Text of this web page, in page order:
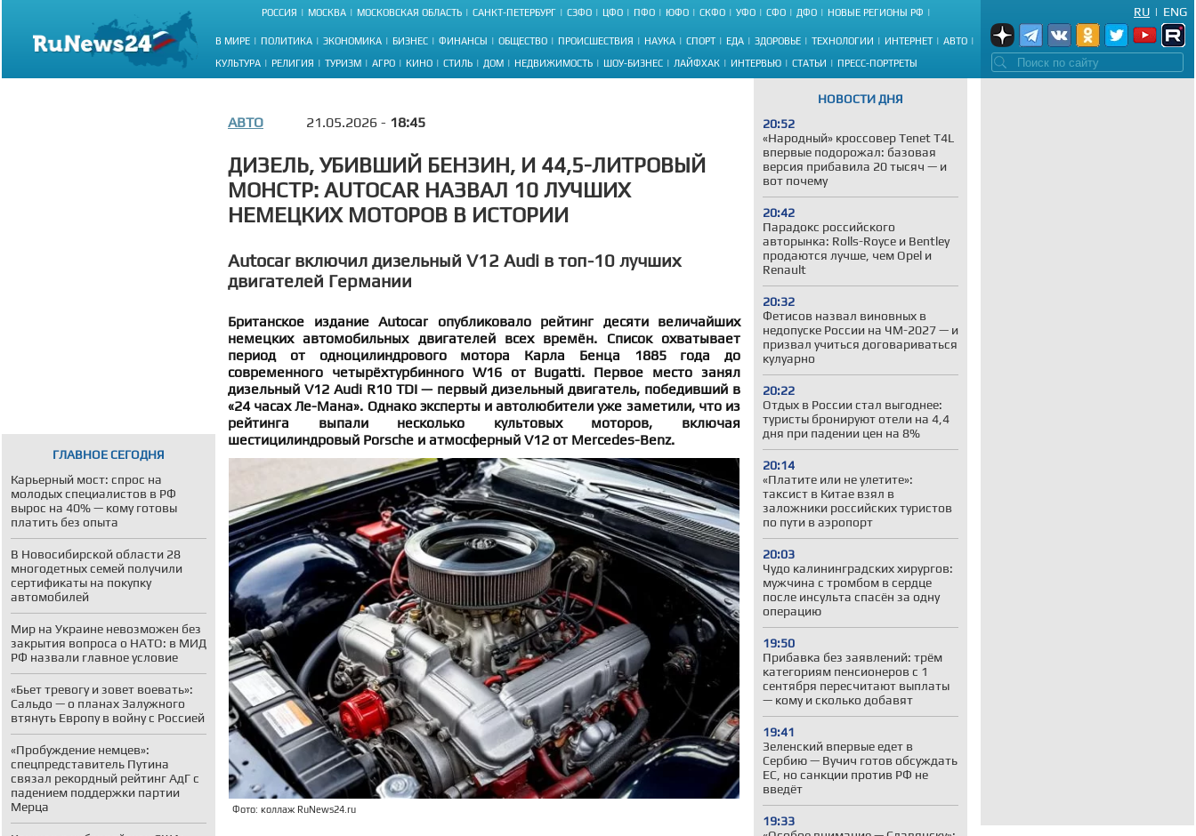
РОССИЯ МОСКВА МОСКОВСКАЯ ОБЛАСТЬ САНКТ-ПЕТЕРБУРГ СЗФО ЦФО ПФО ЮФО СКФО УФО СФО ДФО НОВЫЕ РЕГИОНЫ РФ
В МИРЕ ПОЛИТИКА ЭКОНОМИКА БИЗНЕС ФИНАНСЫ ОБЩЕСТВО ПРОИСШЕСТВИЯ НАУКА СПОРТ ЕДА ЗДОРОВЬЕ ТЕХНОЛОГИИ ИНТЕРНЕТ АВТО
КУЛЬТУРА РЕЛИГИЯ ТУРИЗМ АГРО КИНО СТИЛЬ ДОМ НЕДВИЖИМОСТЬ ШОУ-БИЗНЕС ЛАЙФХАК ИНТЕРВЬЮ СТАТЬИ ПРЕСС-ПОРТРЕТЫ
ENG
|
RU
ГЛАВНОЕ СЕГОДНЯ
Карьерный мост: спрос на
молодых специалистов в РФ
вырос на 40% — кому готовы
платить без опыта
В Новосибирской области 28
многодетных семей получили
сертификаты на покупку
автомобилей
Мир на Украине невозможен без
закрытия вопроса о НАТО: в МИД
РФ назвали главное условие
«Бьет тревогу и зовет воевать»:
Сальдо — о планах Залужного
втянуть Европу в войну с Россией
«Пробуждение немцев»:
спецпредставитель Путина
связал рекордный рейтинг АдГ с
падением поддержки партии
Мерца
НОВОСТИ ДНЯ
20:52
«Народный» кроссовер Tenet T4L
впервые подорожал: базовая
версия прибавила 20 тысяч — и
вот почему
20:42
Парадокс российского
авторынка: Rolls-Royce и Bentley
продаются лучше, чем Opel и
Renault
20:32
Фетисов назвал виновных в
недопуске России на ЧМ-2027 — и
призвал учиться договариваться
кулуарно
20:22
Отдых в России стал выгоднее:
туристы бронируют отели на 4,4
дня при падении цен на 8%
20:14
«Платите или не улетите»:
таксист в Китае взял в
заложники российских туристов
по пути в аэропорт
20:03
Чудо калининградских хирургов:
мужчина с тромбом в сердце
после инсульта спасён за одну
операцию
19:50
Прибавка без заявлений: трём
категориям пенсионеров с 1
сентября пересчитают выплаты
— кому и сколько добавят
19:41
Зеленский впервые едет в
Сербию — Вучич готов обсуждать
ЕС, но санкции против РФ не
введёт
19:33
АВТО 21.05.2026 - 18:45
ДИЗЕЛЬ, УБИВШИЙ БЕНЗИН, И 44,5-ЛИТРОВЫЙ
МОНСТР: AUTOCAR НАЗВАЛ 10 ЛУЧШИХ
НЕМЕЦКИХ МОТОРОВ В ИСТОРИИ
Autocar включил дизельный V12 Audi в топ-10 лучших
двигателей Германии
Британское издание Autocar опубликовало рейтинг десяти величайших
немецких автомобильных двигателей всех времён. Список охватывает
период от одноцилиндрового мотора Карла Бенца 1885 года до
современного четырёхтурбинного W16 от Bugatti. Первое место занял
дизельный V12 Audi R10 TDI — первый дизельный двигатель, победивший в
«24 часах Ле-Мана». Однако эксперты и автолюбители уже заметили, что из
рейтинга выпали несколько культовых моторов, включая
шестицилиндровый Porsche и атмосферный V12 от Mercedes-Benz.
Фото: коллаж RuNews24.ru